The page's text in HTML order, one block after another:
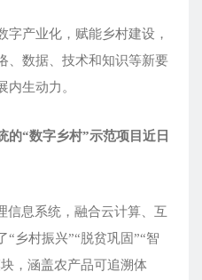
字产业化，赋能乡村建设，
、数据、技术和知识等新要
内生动力。
的“数字乡村”示范项目近日
信息系统，融合云计算、互
乡村振兴”“脱贫巩固”“智
，涵盖农产品可追溯体